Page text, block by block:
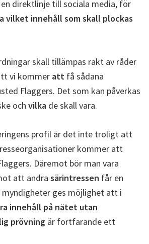
direktlinje till sociala media, för
vilket innehåll som skall plockas
skall tillämpas rakt av råder
vi kommer att få sådana
Flaggers. Det som kan påverkas
och vilka de skall vara.
profil är det inte troligt att
kommer att
Däremot bör man vara
att andra särintressen får en
myndigheter ges möjlighet att i
innehåll på nätet utan
prövning är fortfarande ett